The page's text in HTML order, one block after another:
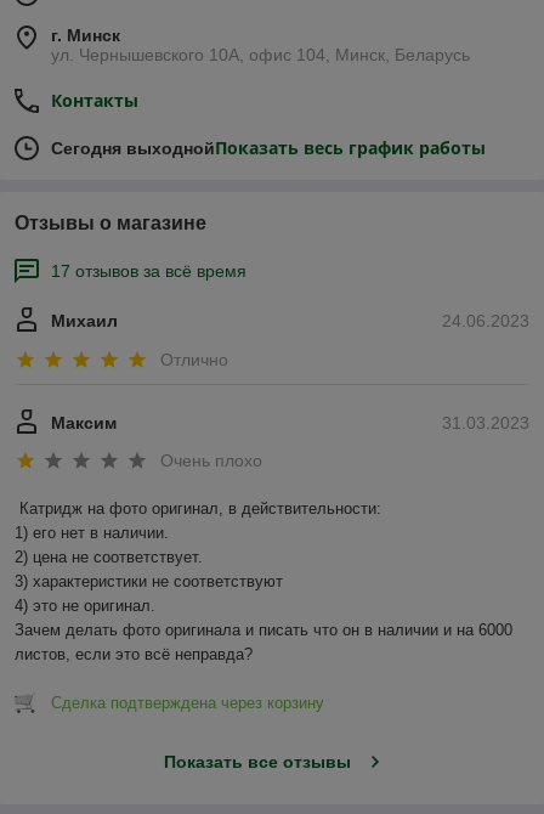
г. Минск
ул. Чернышевского 10А, офис 104, Минск, Беларусь
Контакты
Сегодня выходнойПоказать весь график работы
Отзывы о магазине
17 отзывов за всё время
24.06.2023
Михаил
Отлично
31.03.2023
Максим
Очень плохо
Катридж на фото оригинал, в действительности:
1) его нет в наличии.
2) цена не соответствует.
3) характеристики не соответствуют
4) это не оригинал.
Зачем делать фото оригинала и писать что он в наличии и на 6000
листов, если это всё неправда?
Сделка подтверждена через корзину
Показать все отзывы